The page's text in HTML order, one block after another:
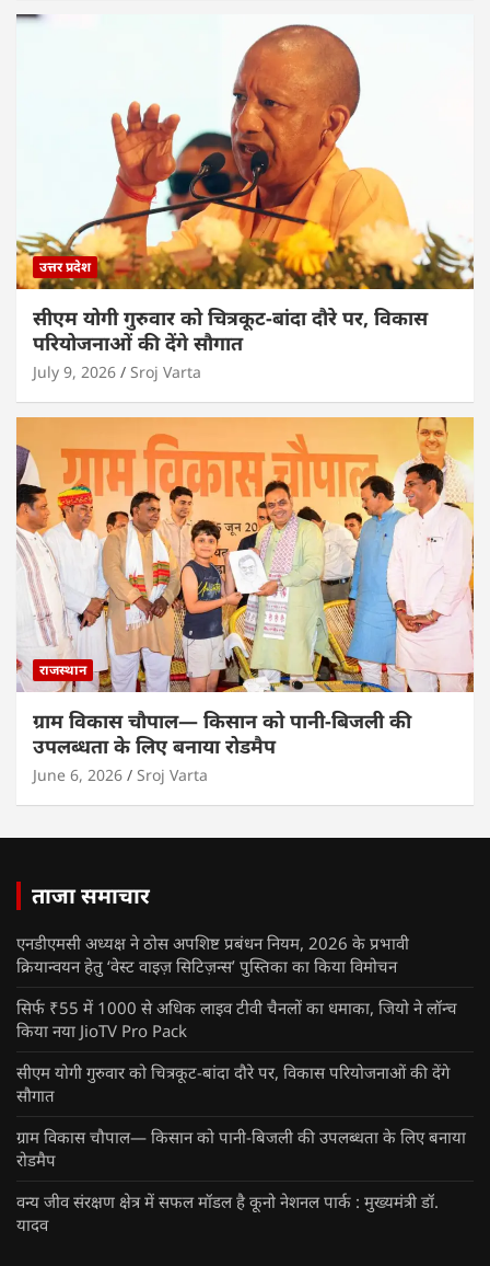
उत्तर प्रदेश
सीएम योगी गुरुवार को चित्रकूट-बांदा दौरे पर, विकास
परियोजनाओं की देंगे सौगात
July 9, 2026 Sroj Varta
राजस्थान
ग्राम विकास चौपाल— किसान को पानी-बिजली की
उपलब्धता के लिए बनाया रोडमैप
June 6, 2026 Sroj Varta
ताजा समाचार
एनडीएमसी अध्यक्ष ने ठोस अपशिष्ट प्रबंधन नियम, 2026 के प्रभावी
क्रियान्वयन हेतु ‘वेस्ट वाइज़ सिटिज़न्स’ पुस्तिका का किया विमोचन
सिर्फ ₹55 में 1000 से अधिक लाइव टीवी चैनलों का धमाका, जियो ने लॉन्च
किया नया JioTV Pro Pack
सीएम योगी गुरुवार को चित्रकूट-बांदा दौरे पर, विकास परियोजनाओं की देंगे
सौगात
ग्राम विकास चौपाल— किसान को पानी-बिजली की उपलब्धता के लिए बनाया
रोडमैप
वन्य जीव संरक्षण क्षेत्र में सफल मॉडल है कूनो नेशनल पार्क : मुख्यमंत्री डॉ.
यादव